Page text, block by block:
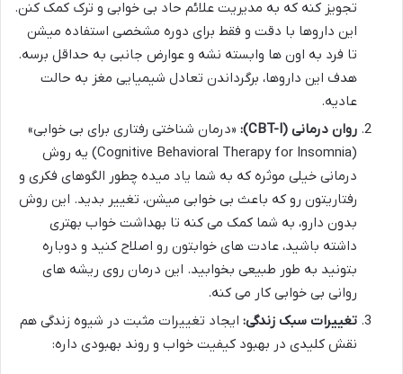
تجویز کنه که به مدیریت علائم حاد بی خوابی و ترک کمک کنن.
این داروها با دقت و فقط برای دوره مشخصی استفاده میشن
تا فرد به اون ها وابسته نشه و عوارض جانبی به حداقل برسه.
هدف این داروها، برگرداندن تعادل شیمیایی مغز به حالت
عادیه.
روان درمانی (CBT-I):
«درمان شناختی رفتاری برای بی خوابی»
(Cognitive Behavioral Therapy for Insomnia) یه روش
درمانی خیلی موثره که به شما یاد میده چطور الگوهای فکری و
رفتاریتون رو که باعث بی خوابی میشن، تغییر بدید. این روش
بدون دارو، به شما کمک می کنه تا بهداشت خواب بهتری
داشته باشید، عادت های خوابتون رو اصلاح کنید و دوباره
بتونید به طور طبیعی بخوابید. این درمان روی ریشه های
روانی بی خوابی کار می کنه.
تغییرات سبک زندگی: ایجاد تغییرات مثبت در شیوه زندگی هم
نقش کلیدی در بهبود کیفیت خواب و روند بهبودی داره: